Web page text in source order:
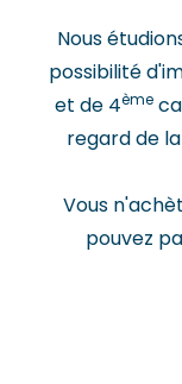
Nous
possibilité
et de 4ème
regard de
Vous
pouvez